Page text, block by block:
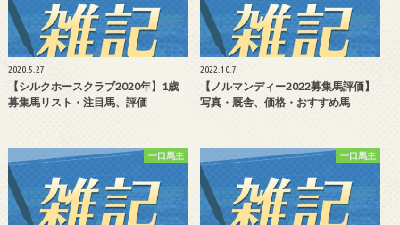
2020.5.27
【シルクホースクラブ2020年】1歳
募集馬リスト・注目馬、評価
2022.10.7
【ノルマンディー2022募集馬評価】
写真・厩舎、価格・おすすめ馬
一口馬主 一口馬主